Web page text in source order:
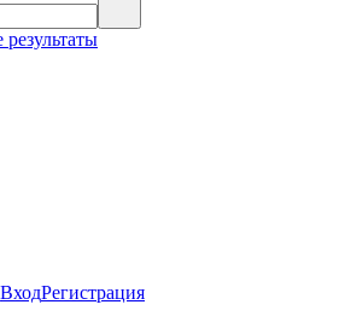
ВходРегистрация